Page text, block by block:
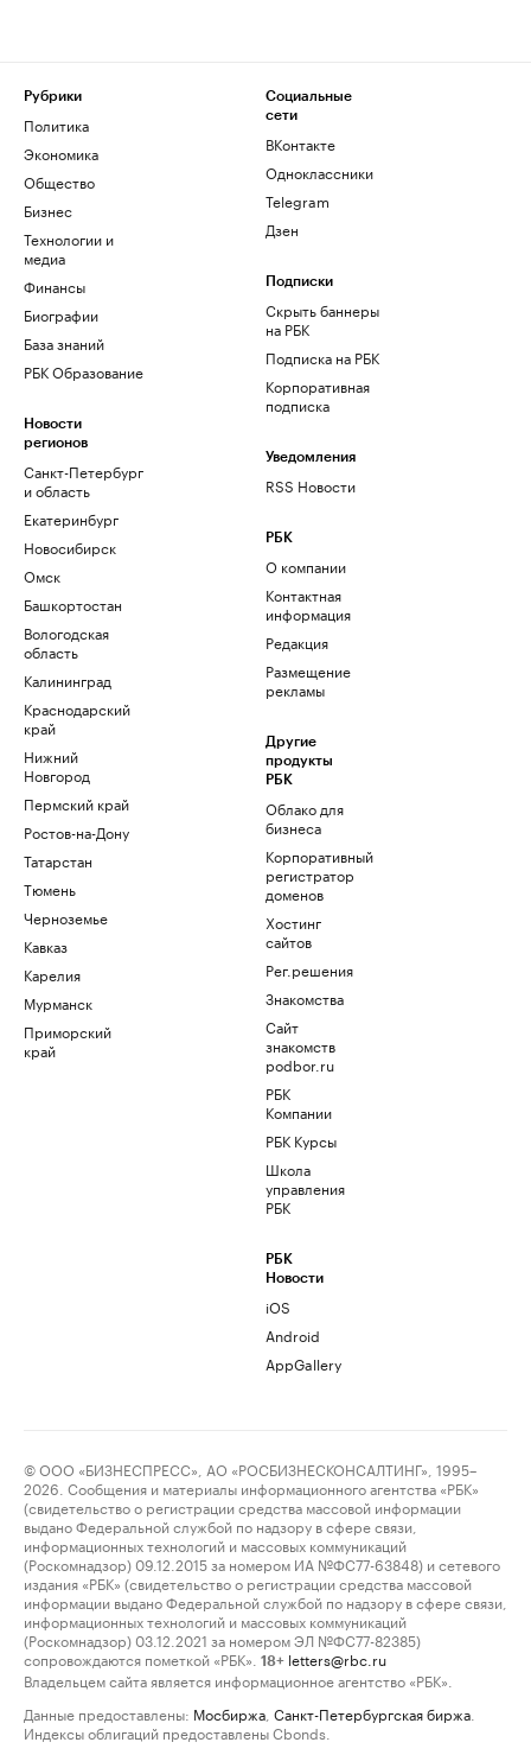
Рубрики
Политика
Экономика
Общество
Бизнес
Технологии и
медиа
Финансы
Биографии
База знаний
РБК Образование
Новости
регионов
Санкт-Петербург
и область
Екатеринбург
Новосибирск
Омск
Башкортостан
Вологодская
область
Калининград
Краснодарский
край
Нижний
Новгород
Пермский край
Ростов-на-Дону
Татарстан
Тюмень
Черноземье
Кавказ
Карелия
Мурманск
Приморский
край
Социальные
сети
ВКонтакте
Одноклассники
Telegram
Дзен
Подписки
Скрыть баннеры
на РБК
Подписка на РБК
Корпоративная
подписка
Уведомления
RSS Новости
РБК
О компании
Контактная
информация
Редакция
Размещение
рекламы
Другие
продукты
РБК
Облако для
бизнеса
Корпоративный
регистратор
доменов
Хостинг
сайтов
Рег.решения
Знакомства
Сайт
знакомств
podbor.ru
РБК
Компании
РБК Курсы
Школа
управления
РБК
РБК
Новости
iOS
Android
AppGallery
© ООО «БИЗНЕСПРЕСС», АО «РОСБИЗНЕСКОНСАЛТИНГ», 1995–
2026. Сообщения и материалы информационного агентства «РБК»
(свидетельство о регистрации средства массовой информации
выдано Федеральной службой по надзору в сфере связи,
информационных технологий и массовых коммуникаций
(Роскомнадзор) 09.12.2015 за номером ИА №ФС77-63848) и сетевого
издания «РБК» (свидетельство о регистрации средства массовой
информации выдано Федеральной службой по надзору в сфере связи,
информационных технологий и массовых коммуникаций
(Роскомнадзор) 03.12.2021 за номером ЭЛ №ФС77-82385)
сопровождаются пометкой «РБК».
18+ letters@rbc.ru
Владельцем сайта является информационное агентство «РБК».
Данные предоставлены: Мосбиржа Санкт-Петербургская биржа
Индексы облигаций предоставлены Cbonds.